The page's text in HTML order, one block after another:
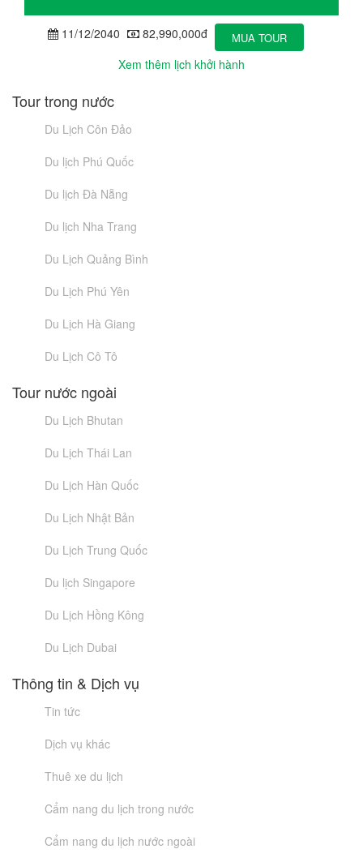
11/12/2040 82,990,000đ MUA TOUR
Xem thêm lịch khởi hành
Tour trong nước
Du Lịch Côn Đảo
Du lịch Phú Quốc
Du lịch Đà Nẵng
Du lịch Nha Trang
Du Lịch Quảng Bình
Du Lịch Phú Yên
Du Lịch Hà Giang
Du Lịch Cô Tô
Tour nước ngoài
Du Lịch Bhutan
Du Lịch Thái Lan
Du Lịch Hàn Quốc
Du Lịch Nhật Bản
Du Lịch Trung Quốc
Du lịch Singapore
Du Lịch Hồng Kông
Du Lịch Dubai
Thông tin & Dịch vụ
Tin tức
Dịch vụ khác
Thuê xe du lịch
Cẩm nang du lịch trong nước
Cẩm nang du lịch nước ngoài